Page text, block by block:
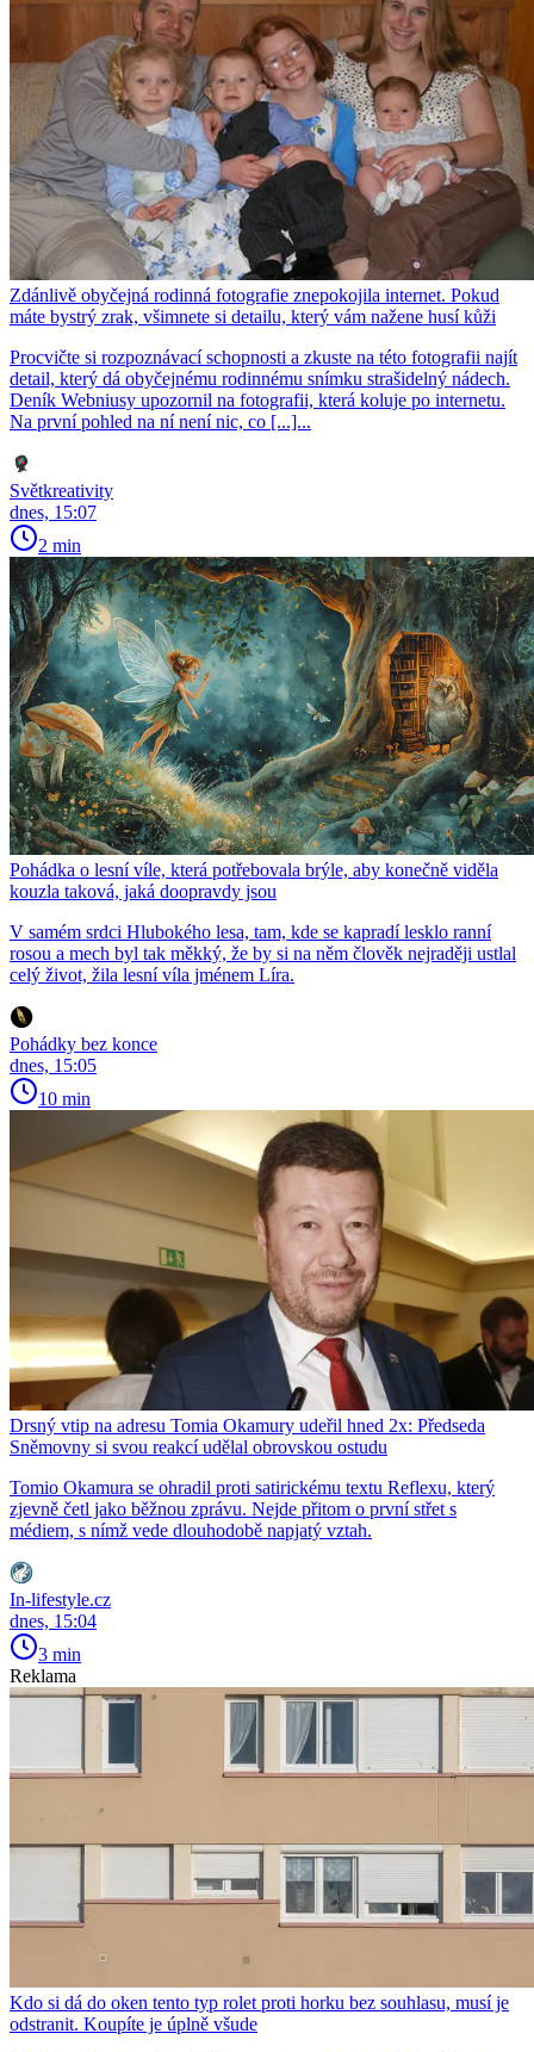
Zdánlivě obyčejná rodinná fotografie znepokojila internet. Pokud
máte bystrý zrak, všimnete si detailu, který vám nažene husí kůži
Procvičte si rozpoznávací schopnosti a zkuste na této fotografii najít
detail, který dá obyčejnému rodinnému snímku strašidelný nádech.
Deník Webniusy upozornil na fotografii, která koluje po internetu.
Na první pohled na ní není nic, co [...]...
Světkreativity
dnes, 15:07
2 min
Pohádka o lesní víle, která potřebovala brýle, aby konečně viděla
kouzla taková, jaká doopravdy jsou
V samém srdci Hlubokého lesa, tam, kde se kapradí lesklo ranní
rosou a mech byl tak měkký, že by si na něm člověk nejraději ustlal
celý život, žila lesní víla jménem Líra.
Pohádky bez konce
dnes, 15:05
10 min
Drsný vtip na adresu Tomia Okamury udeřil hned 2x: Předseda
Sněmovny si svou reakcí udělal obrovskou ostudu
Tomio Okamura se ohradil proti satirickému textu Reflexu, který
zjevně četl jako běžnou zprávu. Nejde přitom o první střet s
médiem, s nímž vede dlouhodobě napjatý vztah.
In-lifestyle.cz
dnes, 15:04
3 min
Reklama
Kdo si dá do oken tento typ rolet proti horku bez souhlasu, musí je
odstranit. Koupíte je úplně všude